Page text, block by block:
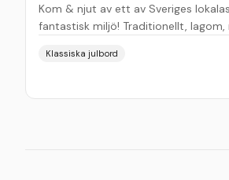
Kom & njut av ett av Sveriges
fantastisk miljö! Traditionellt,
Klassiska julbord